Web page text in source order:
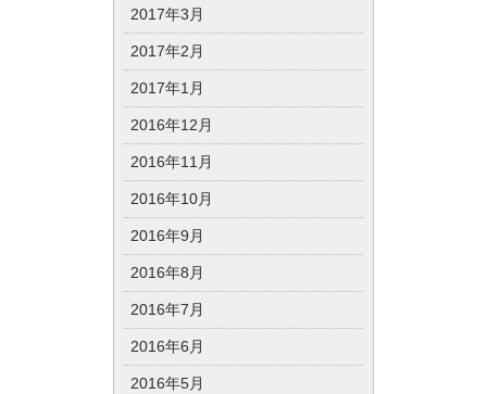
2017年3月
2017年2月
2017年1月
2016年12月
2016年11月
2016年10月
2016年9月
2016年8月
2016年7月
2016年6月
2016年5月